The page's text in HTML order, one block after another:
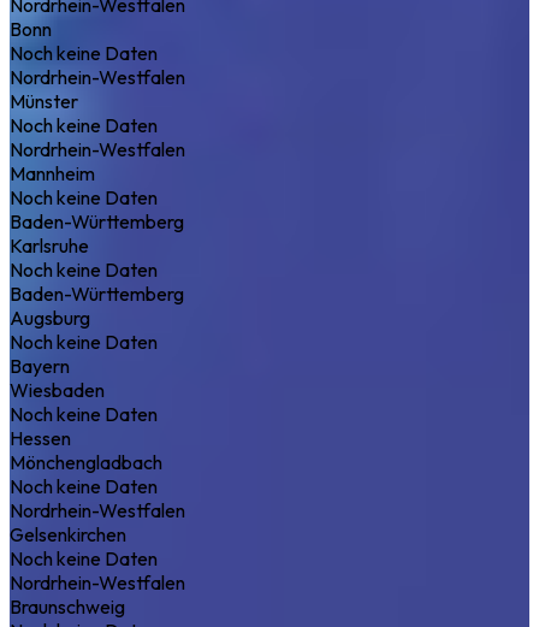
Bonn
Noch keine Daten
Nordrhein-Westfalen
Münster
Noch keine Daten
Nordrhein-Westfalen
Mannheim
Noch keine Daten
Baden-Württemberg
Karlsruhe
Noch keine Daten
Baden-Württemberg
Augsburg
Noch keine Daten
Bayern
Wiesbaden
Noch keine Daten
Hessen
Mönchengladbach
Noch keine Daten
Nordrhein-Westfalen
Gelsenkirchen
Noch keine Daten
Nordrhein-Westfalen
Braunschweig